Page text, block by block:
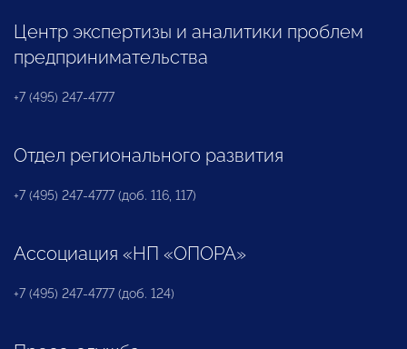
Центр экспертизы и аналитики проблем
предпринимательства
+7 (495) 247-4777
Отдел регионального развития
+7 (495) 247-4777 (доб. 116, 117)
Ассоциация «НП «ОПОРА»
+7 (495) 247-4777 (доб. 124)